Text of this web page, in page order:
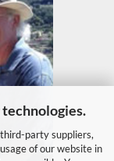
technologies.
party suppliers,
of our website in